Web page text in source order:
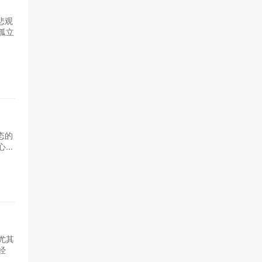
观
立
的
...
其